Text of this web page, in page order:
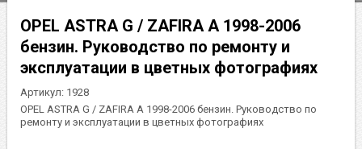
OPEL ASTRA G / ZAFIRA A 1998-2006
бензин. Руководство по ремонту и
эксплуатации в цветных фотографиях
Артикул: 1928
OPEL ASTRA G / ZAFIRA A 1998-2006 бензин. Руководство по
ремонту и эксплуатации в цветных фотографиях